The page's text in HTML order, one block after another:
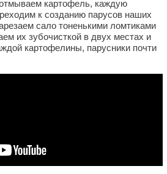
картофель, каждую
к созданию парусов наших
сало тоненькими ломтиками
их зубочисткой в двух местах и
картофелины, парусники почти